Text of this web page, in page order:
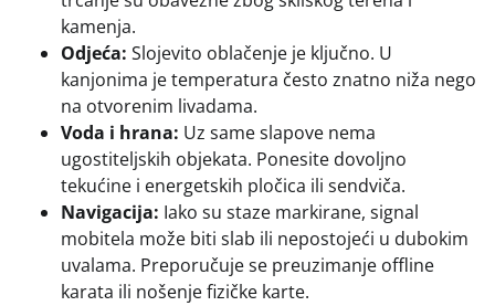
kamenja.
Odjeća: Slojevito oblačenje je ključno. U
kanjonima je temperatura često znatno niža nego
na otvorenim livadama.
Voda i hrana: Uz same slapove nema
ugostiteljskih objekata. Ponesite dovoljno
tekućine i energetskih pločica ili sendviča.
Navigacija: Iako su staze markirane, signal
mobitela može biti slab ili nepostojeći u dubokim
uvalama. Preporučuje se preuzimanje offline
karata ili nošenje fizičke karte.